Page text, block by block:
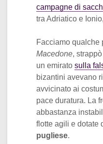
campagne di
tra Adriatico e
Facciamo qualche
Macedone,
un emirato sulla
bizantini avevano
avvicinato ai
pace duratura. La
abbastanza
flotte agili e dotate
pugliese.